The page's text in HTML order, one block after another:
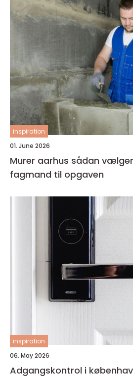
inspiration
01. June 2026
Murer aarhus sådan vælger du den rette
fagmand til opgaven
inspiration
06. May 2026
Adgangskontrol i